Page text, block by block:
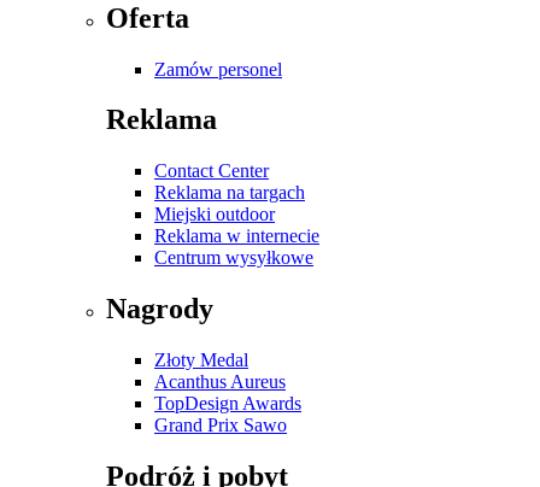
Oferta
Zamów personel
Reklama
Contact Center
Reklama na targach
Miejski outdoor
Reklama w internecie
Centrum wysyłkowe
Nagrody
Złoty Medal
Acanthus Aureus
TopDesign Awards
Grand Prix Sawo
Podróż i pobyt